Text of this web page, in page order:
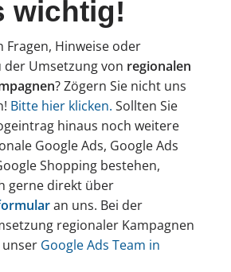
wichtig!
Fragen, Hinweise oder
der Umsetzung von regionalen
? Zögern Sie nicht uns
Bitte hier klicken. Sollten Sie
hinaus noch weitere
Google Ads, Google Ads
Shopping bestehen,
gerne direkt über
an uns. Bei der
regionaler Kampagnen
Google Ads Team in